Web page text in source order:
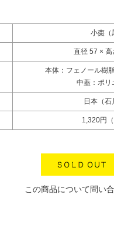
小棗（
直径 57 ×
本体：フェノール樹
中蓋：ポリ
日本（石
1,320円
この商品について問い